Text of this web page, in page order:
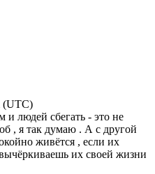
(UTC)
и людей сбегать - это не
, я так думаю . А с другой
живётся , если их
их своей жизни